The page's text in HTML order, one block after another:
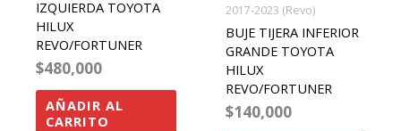
IZQUIERDA TOYOTA
HILUX
REVO/FORTUNER
$480,000
AÑADIR AL
CARRITO
2017-2023 (Revo)
BUJE TIJERA INFERIOR
GRANDE TOYOTA
HILUX
REVO/FORTUNER
$140,000